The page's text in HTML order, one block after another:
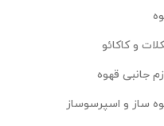
و کاکائو
جانبی قهوه
ساز و اسپرسوساز